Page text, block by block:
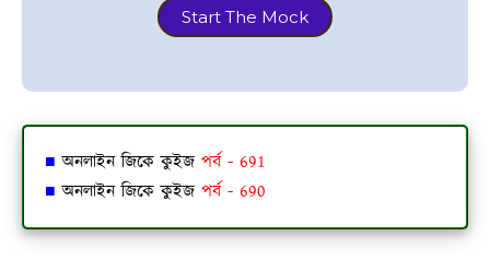
Start The Mock
■অনলাইন জিকে কুইজ পর্ব - 691
■অনলাইন জিকে কুইজ পর্ব - 690